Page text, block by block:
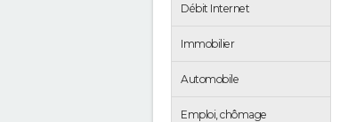
Débit Internet
Immobilier
Automobile
Emploi, chômage